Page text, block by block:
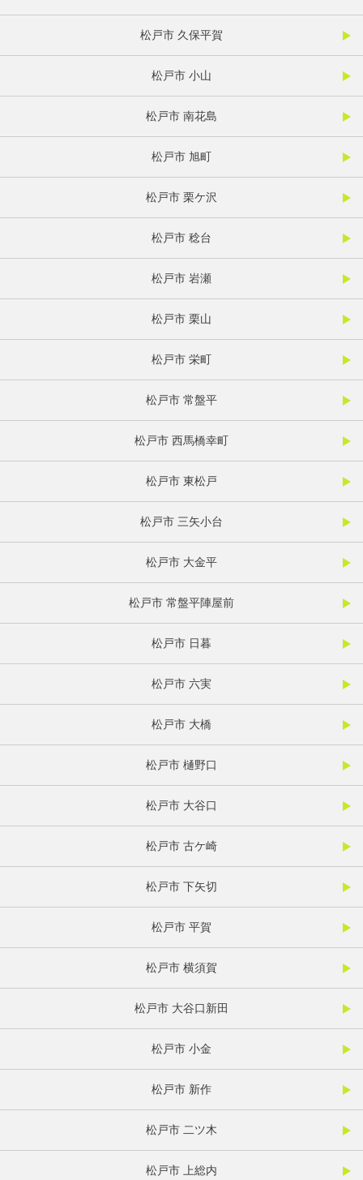
松戸市 久保平賀
松戸市 小山
松戸市 南花島
松戸市 旭町
松戸市 栗ケ沢
松戸市 稔台
松戸市 岩瀬
松戸市 栗山
松戸市 栄町
松戸市 常盤平
松戸市 西馬橋幸町
松戸市 東松戸
松戸市 三矢小台
松戸市 大金平
松戸市 常盤平陣屋前
松戸市 日暮
松戸市 六実
松戸市 大橋
松戸市 樋野口
松戸市 大谷口
松戸市 古ケ崎
松戸市 下矢切
松戸市 平賀
松戸市 横須賀
松戸市 大谷口新田
松戸市 小金
松戸市 新作
松戸市 二ツ木
松戸市 上総内